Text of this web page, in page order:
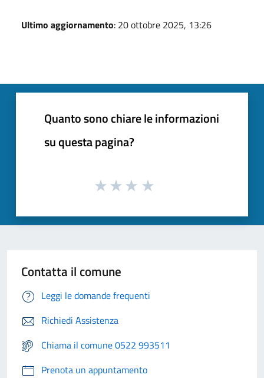
Ultimo aggiornamento: 20 ottobre 2025, 13:26
Quanto sono chiare le informazioni
su questa pagina?
Contatta il comune
Leggi le domande frequenti
Richiedi Assistenza
Chiama il comune 0522 993511
Prenota un appuntamento